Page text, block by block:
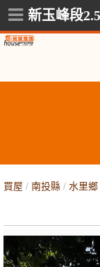
買屋 / 南投縣 / 水里鄉